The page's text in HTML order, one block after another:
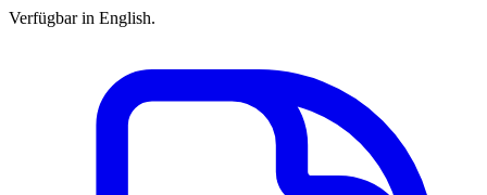
Verfügbar in English.